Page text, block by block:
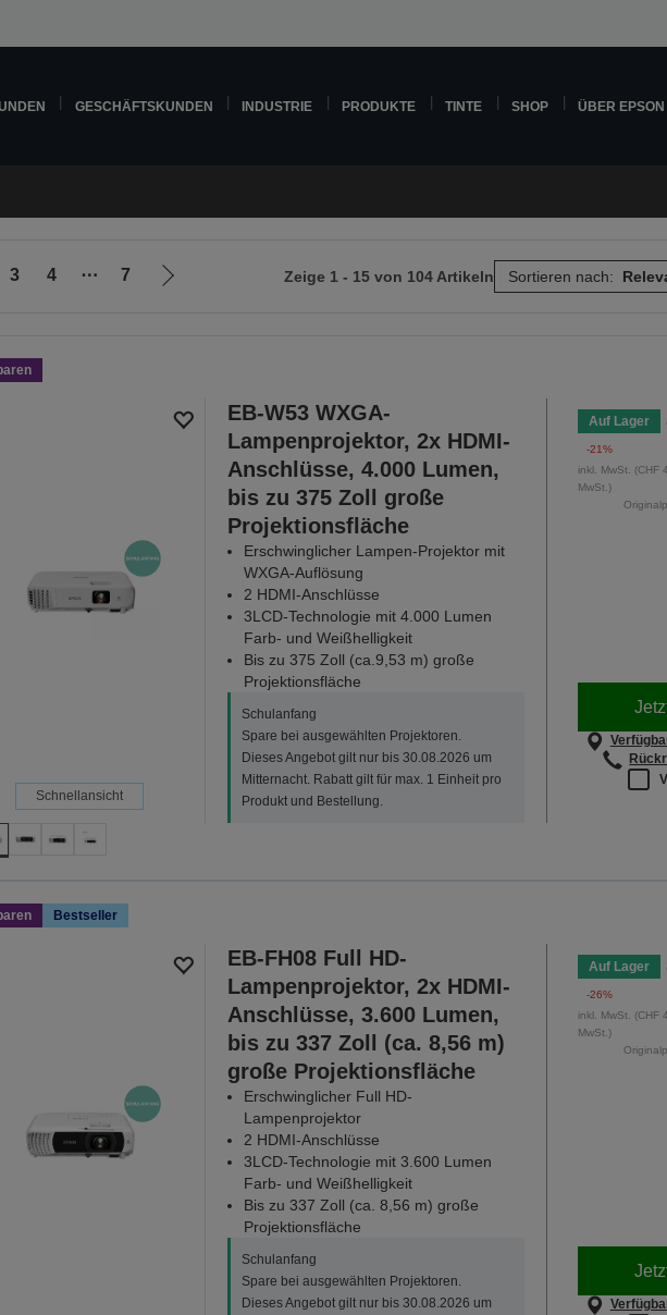
GESCHÄFTSKUNDEN INDUSTRIE PRODUKTE TINTE SHOP ÜBER EPSON
3 4 ⋯ 7
Zur
Zeige 1 - 15 von 104 Artikeln Sortieren nach:
Schnellansicht
EB-W53 WXGA-
Lampenprojektor, 2x HDMI-
Anschlüsse, 4.000 Lumen,
bis zu 375 Zoll große
Projektionsfläche
Erschwinglicher Lampen-Projektor mit
WXGA-Auflösung
2 HDMI-Anschlüsse
3LCD-Technologie mit 4.000 Lumen
Farb- und Weißhelligkeit
Bis zu 375 Zoll (ca.9,53 m) große
Projektionsfläche
Schulanfang
Spare bei ausgewählten Projektoren.
Dieses Angebot gilt nur bis 30.08.2026 um
Mitternacht. Rabatt gilt für max. 1 Einheit pro
Produkt und Bestellung.
Auf Lager
-21%
inkl. MwSt. (CHF
MwSt.)
Bestseller
EB-FH08 Full HD-
Lampenprojektor, 2x HDMI-
Anschlüsse, 3.600 Lumen,
bis zu 337 Zoll (ca. 8,56 m)
große Projektionsfläche
Erschwinglicher Full HD-
Lampenprojektor
2 HDMI-Anschlüsse
3LCD-Technologie mit 3.600 Lumen
Farb- und Weißhelligkeit
Bis zu 337 Zoll (ca. 8,56 m) große
Projektionsfläche
Schulanfang
Spare bei ausgewählten Projektoren.
Dieses Angebot gilt nur bis 30.08.2026 um
Auf Lager
-26%
inkl. MwSt. (CHF
MwSt.)